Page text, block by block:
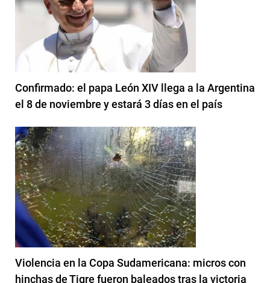
Confirmado: el papa León XIV llega a la Argentina
el 8 de noviembre y estará 3 días en el país
Violencia en la Copa Sudamericana: micros con
hinchas de Tigre fueron baleados tras la victoria